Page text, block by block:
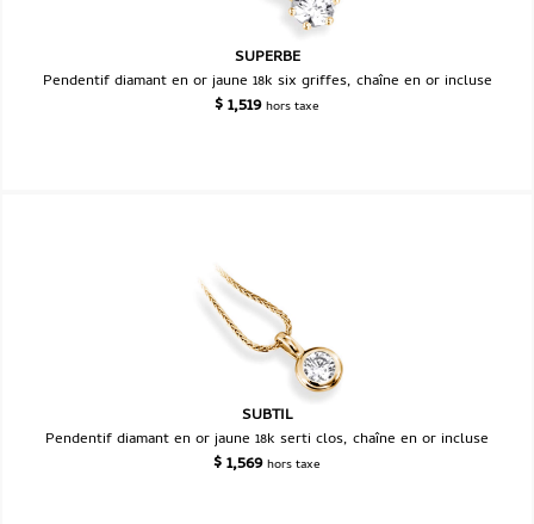
SUPERBE
Pendentif diamant en or jaune 18k six griffes, chaîne en or incluse
$1,519 hors taxe
SUBTIL
Pendentif diamant en or jaune 18k serti clos, chaîne en or incluse
$1,569 hors taxe